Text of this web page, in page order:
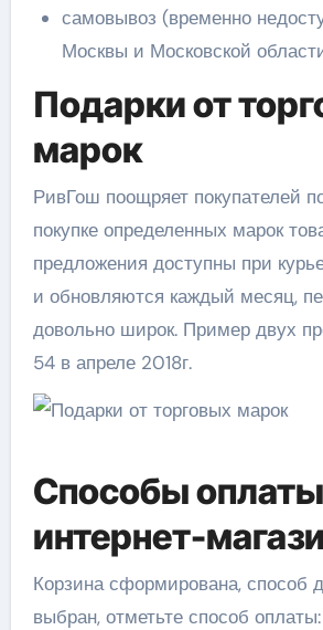
самовывоз (временно
Москвы и Московской
Подарки от
марок
РивГош поощряет покупателей
покупке определенных марок
предложения доступны при
и обновляются каждый месяц,
довольно широк. Пример двух
54 в апреле 2018г.
Способы
интернет-
Корзина сформирована, способ
выбран, отметьте способ оплаты: